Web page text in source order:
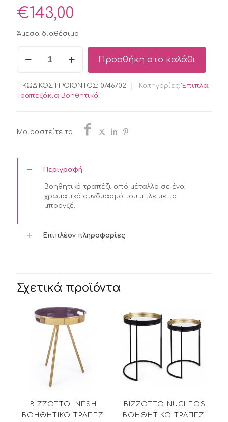
€143,00
Άμεσα διαθέσιμο
NALIMA
ΤΡΑΠΕΖΙ
ΜΕΤΑΛΛΙΚΟ
ΜΠΛΕ
Προσθήκη στο καλάθι
ΚΩΔΙΚΌΣ ΠΡΟΪΌΝΤΟΣ: 0746702 Κατηγορίες:Έπιπλα,
Τραπεζάκια Βοηθητικά
Μοιραστείτε το
Περιγραφή
Βοηθητικό τραπέζι από μέταλλο σε ένα
χρωματικό συνδυασμό του μπλε με το
μπρονζέ.
Επιπλέον πληροφορίες
Σχετικά προϊόντα
BIZZOTTO INESH
ΒΟΗΘΗΤΙΚΟ ΤΡΑΠΕΖΙ
BIZZOTTO NUCLEOS
ΒΟΗΘΗΤΙΚΟ ΤΡΑΠΕΖΙ